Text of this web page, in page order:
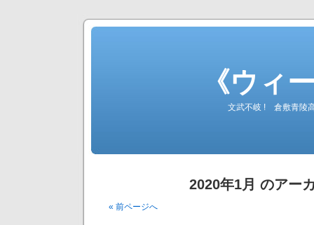
《ウィ
文武不岐 ! 倉敷青陵
2020年1月 のアー
« 前ページへ